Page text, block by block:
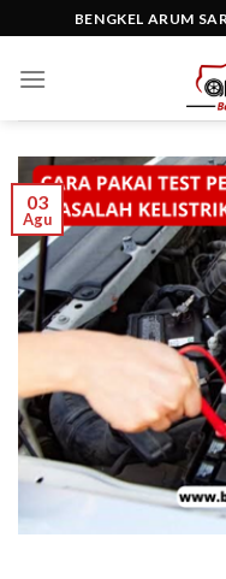
to
content
BENGKEL ARUM
03
Agu